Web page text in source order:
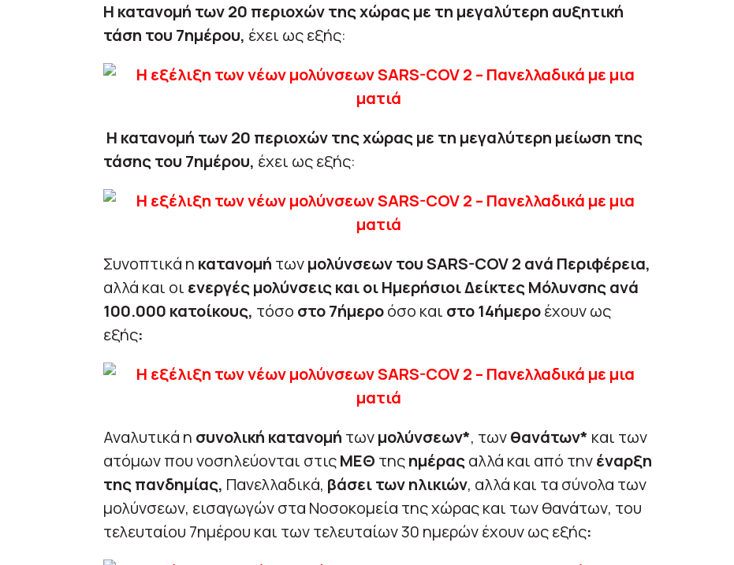
Η κατανομή των 20 περιοχών της χώρας με τη μεγαλύτερη αυξητική
τάση του 7ημέρου, έχει ως εξής:
Η κατανομή των 20 περιοχών της χώρας με τη μεγαλύτερη μείωση της
τάσης του 7ημέρου, έχει ως εξής:
Συνοπτικά η κατανομή τωνμολύνσεων τουSARS-COV 2 ανά Περιφέρεια,
αλλά και οι ενεργές μολύνσεις και οι Ημερήσιοι Δείκτες Μόλυνσης ανά
100.000 κατοίκους, τόσο στο 7ήμεροόσο και στο 14ήμεροέχουν ως
εξής:
Αναλυτικά η συνολική κατανομή τωνμολύνσεων*, τωνθανάτων* και των
ατόμων που νοσηλεύονται στιςΜΕΘ τηςημέραςαλλά και από τηνέναρξη
της πανδημίας, Πανελλαδικά, βάσει των ηλικιών, αλλά και τα σύνολα των
μολύνσεων, εισαγωγών στα Νοσοκομεία της χώρας και των θανάτων, του
τελευταίου 7ημέρου και των τελευταίων 30 ημερών έχουν ως εξής: